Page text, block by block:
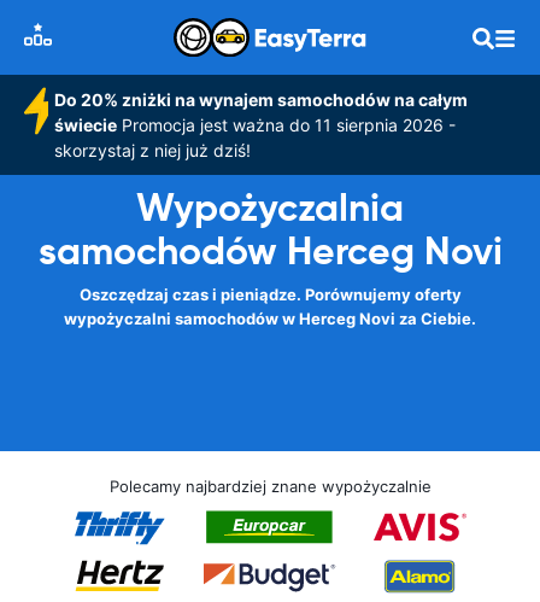
Do 20% zniżki na wynajem samochodów na całym
świeciePromocja jest ważna do 11 sierpnia 2026 -
skorzystaj z niej już dziś!
Wypożyczalnia
samochodów Herceg Novi
Oszczędzaj czas i pieniądze. Porównujemy oferty
wypożyczalni samochodów w Herceg Novi za Ciebie.
Polecamy najbardziej znane wypożyczalnie